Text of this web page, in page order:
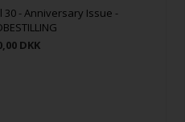
30 - Anniversary Issue -
DKK